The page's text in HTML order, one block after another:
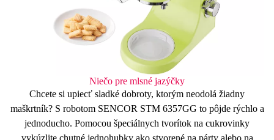
Niečo pre mlsné jazýčky
Chcete si upiecť sladké dobroty, ktorým neodolá žiadny
maškrtník? S robotom SENCOR STM 6357GG to pôjde rýchlo a
jednoducho. Pomocou špeciálnych tvorítok na cukrovinky
vykúzlite chutné jednohubky ako stvorené na párty alebo na